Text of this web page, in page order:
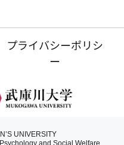
プライバシーポリシ
ー
UNIVERSITY
and Social Welfare.